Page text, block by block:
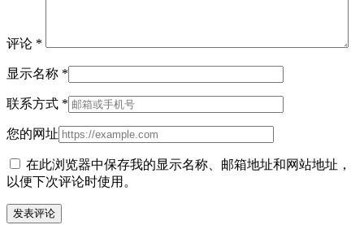
评论 *
显示名称 *
联系方式 *
您的网址
在此浏览器中保存我的显示名称、邮箱地址和网站地址，
以便下次评论时使用。